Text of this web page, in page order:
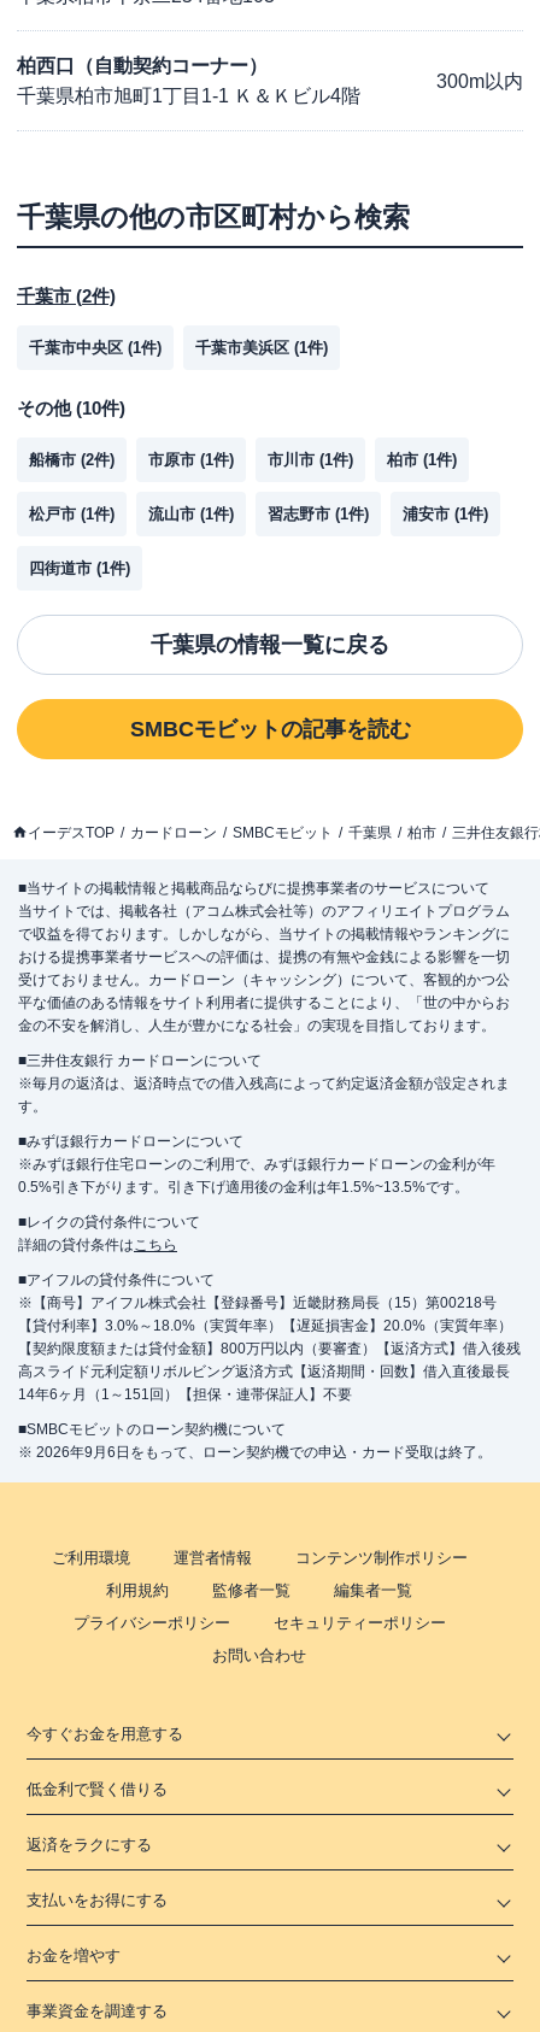
柏西口（自動契約コーナー）
千葉県柏市旭町1丁目1-1 Ｋ＆Ｋビル4階
300m以内
千葉県の他の市区町村から検索
千葉市 (2件)
千葉市中央区 (1件) 千葉市美浜区 (1件)
その他(10件)
船橋市 (2件) 市原市 (1件) 市川市 (1件) 柏市 (1件)
松戸市 (1件) 流山市 (1件) 習志野市 (1件) 浦安市 (1件)
四街道市 (1件)
千葉県の情報一覧に戻る
SMBCモビットの記事を読む
イーデスTOP カードローン SMBCモビット 千葉県 柏市 三井住友銀
■当サイトの掲載情報と掲載商品ならびに提携事業者のサービスについて
当サイトでは、掲載各社（アコム株式会社等）のアフィリエイトプログラム
で収益を得ております。しかしながら、当サイトの掲載情報やランキングに
おける提携事業者サービスへの評価は、提携の有無や金銭による影響を一切
受けておりません。カードローン（キャッシング）について、客観的かつ公
平な価値のある情報をサイト利用者に提供することにより、「世の中からお
金の不安を解消し、人生が豊かになる社会」の実現を目指しております。
■三井住友銀行 カードローンについて
※毎月の返済は、返済時点での借入残高によって約定返済金額が設定されま
す。
■みずほ銀行カードローンについて
※みずほ銀行住宅ローンのご利用で、みずほ銀行カードローンの金利が年
0.5%引き下がります。引き下げ適用後の金利は年1.5%~13.5%です。
■レイクの貸付条件について
詳細の貸付条件はこちら
■アイフルの貸付条件について
※【商号】アイフル株式会社【登録番号】近畿財務局長（15）第00218号
【貸付利率】3.0%～18.0%（実質年率）【遅延損害金】20.0%（実質年率）
【契約限度額または貸付金額】800万円以内（要審査）【返済方式】借入後残
高スライド元利定額リボルビング返済方式【返済期間・回数】借入直後最長
14年6ヶ月（1～151回）【担保・連帯保証人】不要
■SMBCモビットのローン契約機について
※ 2026年9月6日をもって、ローン契約機での申込・カード受取は終了。
ご利用環境 運営者情報
コンテンツ制作ポリシー
利用規約
監修者一覧
編集者一覧
プライバシーポリシー
セキュリティーポリシー
お問い合わせ
今すぐお金を用意する
低金利で賢く借りる
返済をラクにする
支払いをお得にする
お金を増やす
事業資金を調達する